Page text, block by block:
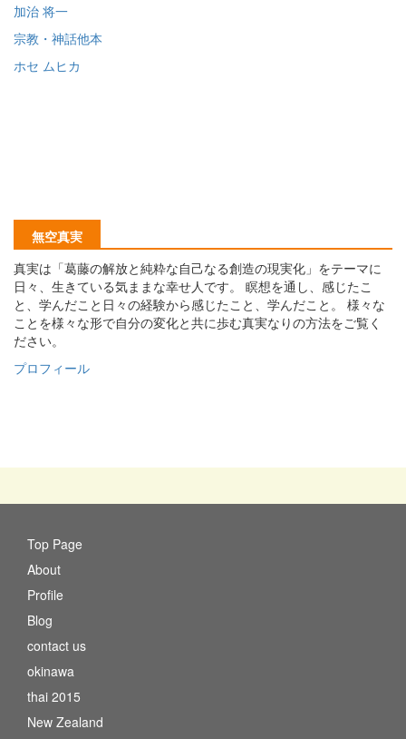
加治 将一
宗教・神話他本
ホセ ムヒカ
無空真実
真実は「葛藤の解放と純粋な自己なる創造の現実化」をテーマに
日々、生きている気ままな幸せ人です。 瞑想を通し、感じたこ
と、学んだこと日々の経験から感じたこと、学んだこと。 様々な
ことを様々な形で自分の変化と共に歩む真実なりの方法をご覧く
ださい。
プロフィール
Top Page
About
Profile
Blog
contact us
okinawa
thai 2015
New Zealand